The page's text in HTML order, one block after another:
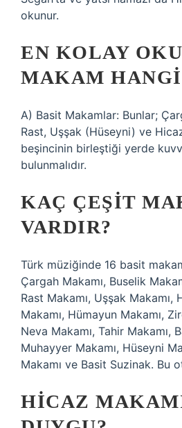
okunur.
EN KOLAY
MAKAM
A) Basit Makamlar: Bunlar;
Rast, Uşşak (Hüseyni) ve
beşincinin birleştiği yerde
bulunmalıdır.
KAÇ ÇEŞIT
VARDIR?
Türk müziğinde 16 basit
Çargah Makamı, Buselik
Rast Makamı, Uşşak Makamı,
Makamı, Hümayun Makamı,
Neva Makamı, Tahir Makamı,
Muhayyer Makamı, Hüseyni
Makamı ve Basit Suzinak. Bu
HICAZ